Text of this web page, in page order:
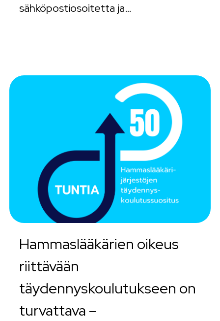
sähköpostiosoitetta ja…
Hammaslääkärien oikeus
riittävään
täydennyskoulutukseen on
turvattava –